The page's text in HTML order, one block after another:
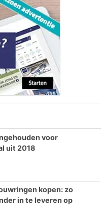
voor
uit 2018
kopen: zo
in te leveren op